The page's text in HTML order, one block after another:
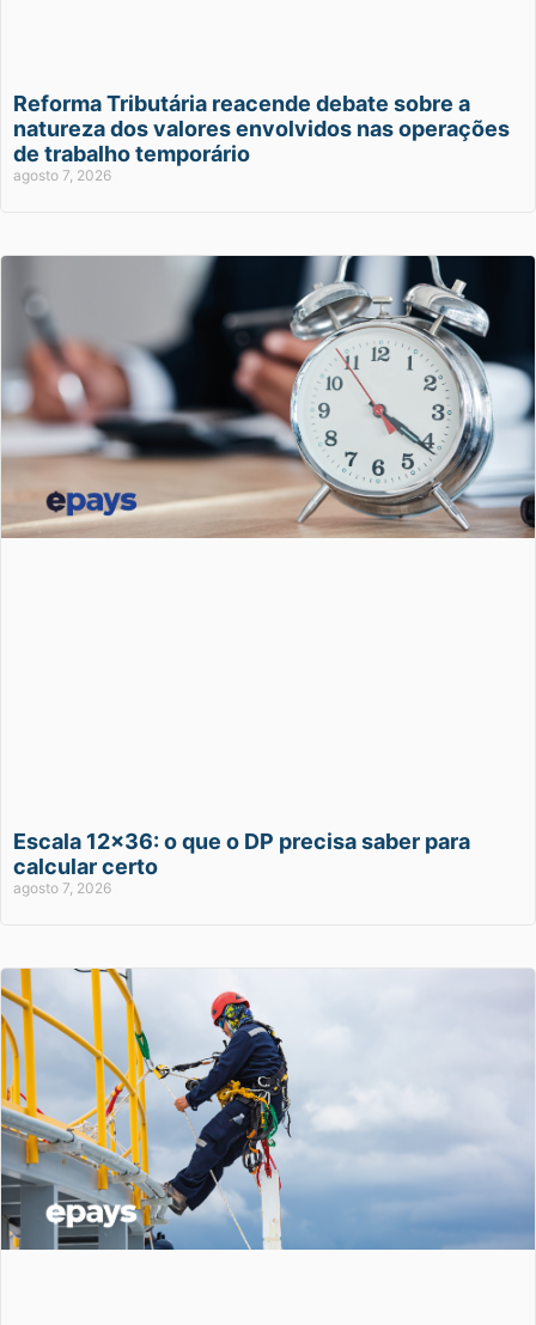
Reforma Tributária reacende debate sobre a
natureza dos valores envolvidos nas operações
de trabalho temporário
agosto 7, 2026
Escala 12×36: o que o DP precisa saber para
calcular certo
agosto 7, 2026